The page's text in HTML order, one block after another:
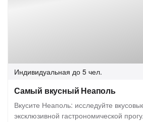
Индивидуальная до 5 чел.
Самый вкусный Неаполь
Вкусите Неаполь: исследуйте
эксклюзивной гастрономической